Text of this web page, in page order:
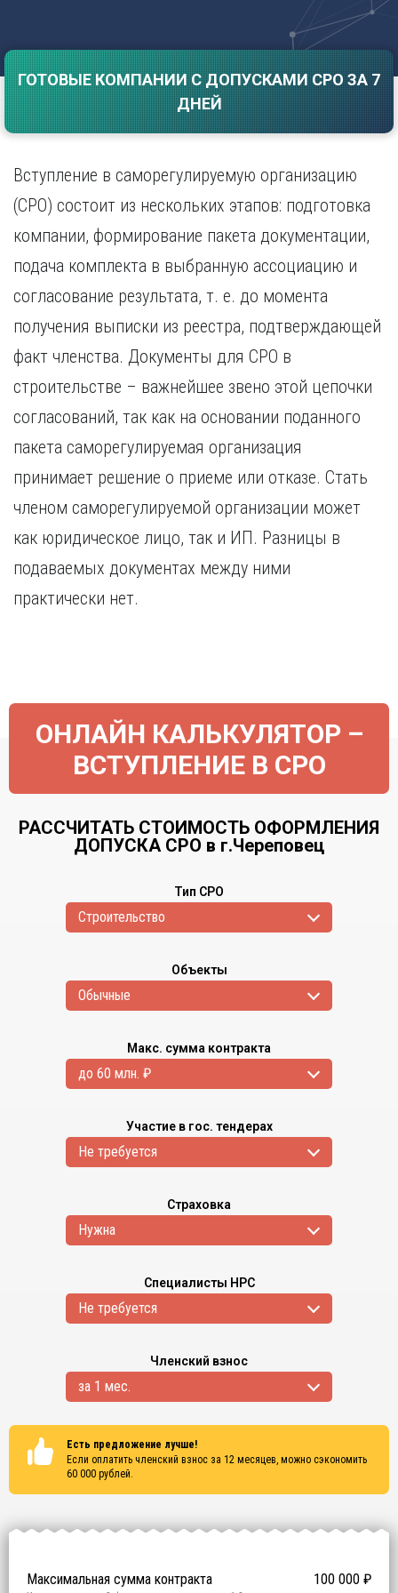
Е
Екатеринбург
И
Ижевск
Иркутск
К
Калуга
Кемерово
Краснодар
Красноярск
Курск
Л
Липецк
М
Магнитогорск
Махачкала
Новокузнецк
Новосибирск
Севастополь
Симферополь
Смоленск
Тамбов
Тверь
Томск
Тула
У
Ульяновск
Уфа
Х
Хабаровск
Ч
Чебоксары
Череповец
Чита
ГОТОВЫЕ КОМПАНИИ С ДОПУСКАМИ СРО ЗА 7
ДНЕЙ
Вступление в саморегулируемую организацию
(СРО) состоит из нескольких этапов: подготовка
компании, формирование пакета документации,
подача комплекта в выбранную ассоциацию и
согласование результата, т. е. до момента
получения выписки из реестра, подтверждающей
факт членства. Документы для СРО в
строительстве – важнейшее звено этой цепочки
согласований, так как на основании поданного
пакета саморегулируемая организация
принимает решение о приеме или отказе. Стать
членом саморегулируемой организации может
как юридическое лицо, так и ИП. Разницы в
подаваемых документах между ними
практически нет.
ОНЛАЙН КАЛЬКУЛЯТОР –
ВСТУПЛЕНИЕ В СРО
РАССЧИТАТЬ СТОИМОСТЬ ОФОРМЛЕНИЯ
ДОПУСКА СРО в г.Череповец
Тип СРО
Cтроительство
Объекты
Обычные
Макс. сумма контракта
до 60 млн. ₽
Участие в гос. тендерах
Не требуется
Страховка
Нужна
Специалисты НРС
Не требуется
Членский взнос
за 1 мес.
Есть предложение лучше!
Если оплатить членский взнос за 12 месяцев, можно сэкономить
60 000 рублей.
Сертификаты
Максимальная сумма контракта
100 000 ₽